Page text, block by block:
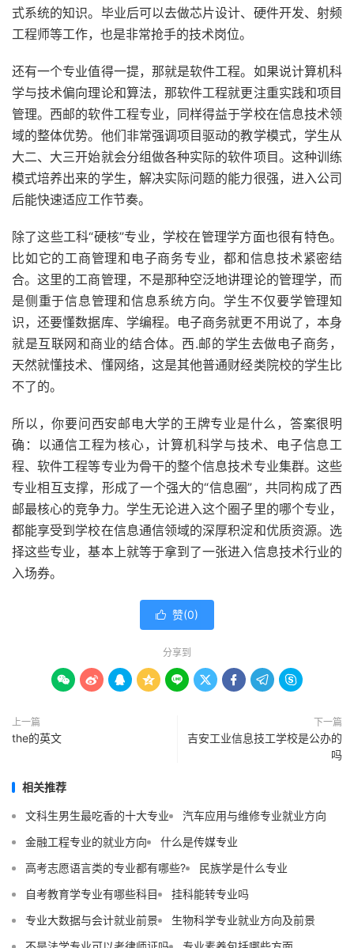
式系统的知识。毕业后可以去做芯片设计、硬件开发、射频
工程师等工作，也是非常抢手的技术岗位。
还有一个专业值得一提，那就是软件工程。如果说计算机科
学与技术偏向理论和算法，那软件工程就更注重实践和项目
管理。西邮的软件工程专业，同样得益于学校在信息技术领
域的整体优势。他们非常强调项目驱动的教学模式，学生从
大二、大三开始就会分组做各种实际的软件项目。这种训练
模式培养出来的学生，解决实际问题的能力很强，进入公司
后能快速适应工作节奏。
除了这些工科“硬核”专业，学校在管理学方面也很有特色。
比如它的工商管理和电子商务专业，都和信息技术紧密结
合。这里的工商管理，不是那种空泛地讲理论的管理学，而
是侧重于信息管理和信息系统方向。学生不仅要学管理知
识，还要懂数据库、学编程。电子商务就更不用说了，本身
就是互联网和商业的结合体。西.邮的学生去做电子商务，
天然就懂技术、懂网络，这是其他普通财经类院校的学生比
不了的。
所以，你要问西安邮电大学的王牌专业是什么，答案很明
确：以通信工程为核心，计算机科学与技术、电子信息工
程、软件工程等专业为骨干的整个信息技术专业集群。这些
专业相互支撑，形成了一个强大的“信息圈”，共同构成了西
邮最核心的竞争力。学生无论进入这个圈子里的哪个专业，
都能享受到学校在信息通信领域的深厚积淀和优质资源。选
择这些专业，基本上就等于拿到了一张进入信息技术行业的
入场券。
 赞(0)
分享到
        
上一篇
the的英文
下一篇
吉安工业信息技工学校是公办的
吗
相关推荐
文科生男生最吃香的十大专业
汽车应用与维修专业就业方向
金融工程专业的就业方向
什么是传媒专业
高考志愿语言类的专业都有哪些?
民族学是什么专业
自考教育学专业有哪些科目
挂科能转专业吗
专业大数据与会计就业前景
生物科学专业就业方向及前景